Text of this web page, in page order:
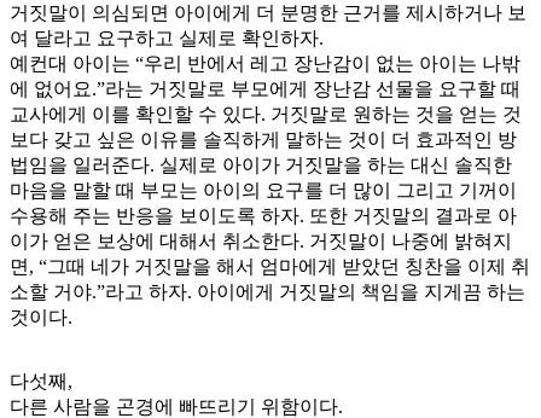
거짓말이 의심되면 아이에게 더 분명한 근거를 제시하거나 보
여 달라고 요구하고 실제로 확인하자.
예컨대 아이는 “우리 반에서 레고 장난감이 없는 아이는 나밖
에 없어요.”라는 거짓말로 부모에게 장난감 선물을 요구할 때
교사에게 이를 확인할 수 있다. 거짓말로 원하는 것을 얻는 것
보다 갖고 싶은 이유를 솔직하게 말하는 것이 더 효과적인 방
법임을 일러준다. 실제로 아이가 거짓말을 하는 대신 솔직한
마음을 말할 때 부모는 아이의 요구를 더 많이 그리고 기꺼이
수용해 주는 반응을 보이도록 하자. 또한 거짓말의 결과로 아
이가 얻은 보상에 대해서 취소한다. 거짓말이 나중에 밝혀지
면, “그때 네가 거짓말을 해서 엄마에게 받았던 칭찬을 이제 취
소할 거야.”라고 하자. 아이에게 거짓말의 책임을 지게끔 하는
것이다.
다섯째,
다른 사람을 곤경에 빠뜨리기 위함이다.